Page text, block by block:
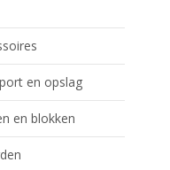
en opslag
en blokken